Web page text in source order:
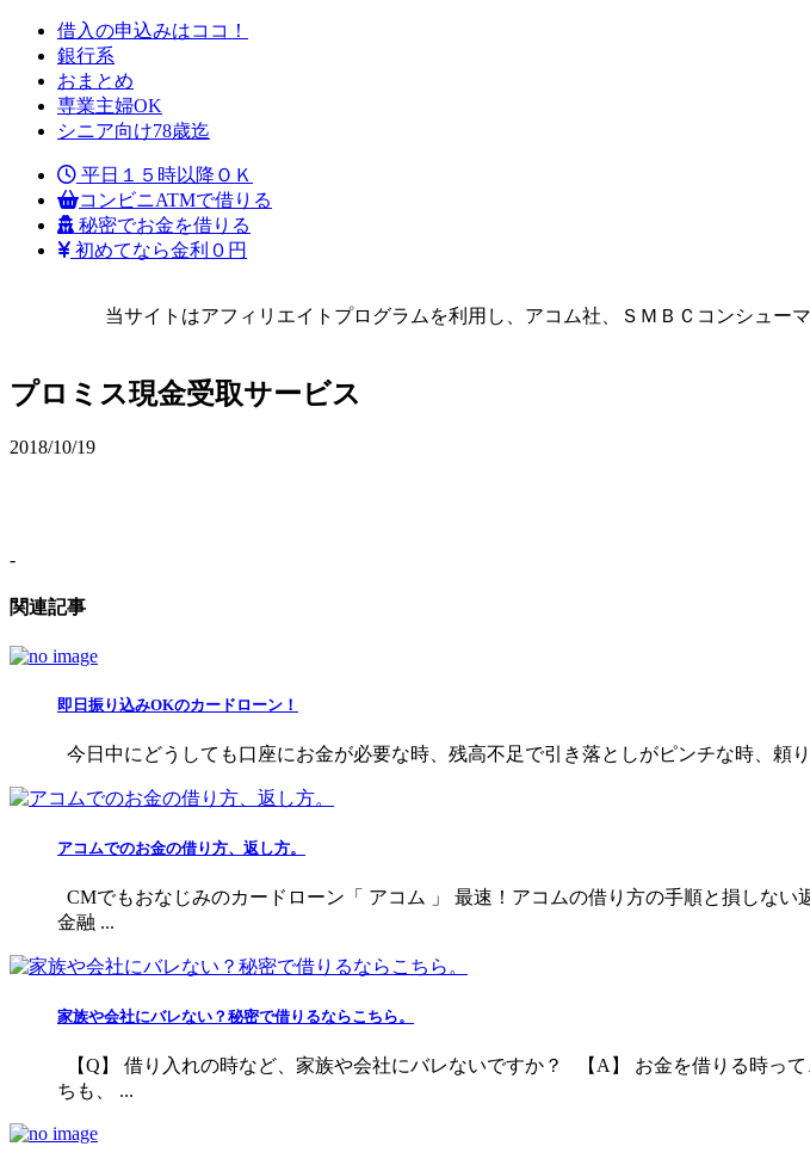
借入の申込みはココ！
銀行系
おまとめ
専業主婦OK
シニア向け78歳迄
平日１５時以降ＯＫ
コンビニATMで借りる
秘密でお金を借りる
初めてなら金利０円
当サイトはアフィリエイトプログラムを利用し、アコム社、ＳＭＢＣコンシュ
プロミス現金受取サービス
2018/10/19
-
関連記事
即日振り込みOKのカードローン！
今日中にどうしても口座にお金が必要な時、残高不足で引き落としがピンチな時、
アコムでのお金の借り方、返し方。
CMでもおなじみのカードローン「 アコム 」 最速！アコムの借り方の手順と損しな
金融 ...
家族や会社にバレない？秘密で借りるならこちら。
【Q】 借り入れの時など、家族や会社にバレないですか？ 【A】 お金を借りる時っ
ちも、 ...